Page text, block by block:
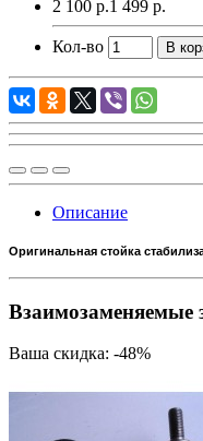
2 100 р.1 499 р.
Кол-во В
Описание
Оригинальная стойка
Взаимозаменяемые
Ваша скидка: -48%